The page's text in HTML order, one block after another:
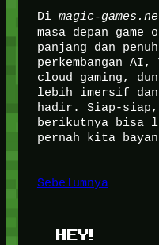
Di magic-
masa depan game
panjang dan
perkembangan
cloud gaming,
lebih imersif
hadir. Siap-siap,
berikutnya bisa
pernah kita
Sebelumnya
HEY!